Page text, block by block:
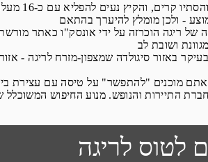
בחורף
ריגה הוכרזה על ידי אונסק"ו כאתר
באזור סיגולדה שמצפון-מזרח לריגה -
מוכנים "להתפשר" על טיסה עם עצירת
התיירות והנופש. מנוע החיפוש